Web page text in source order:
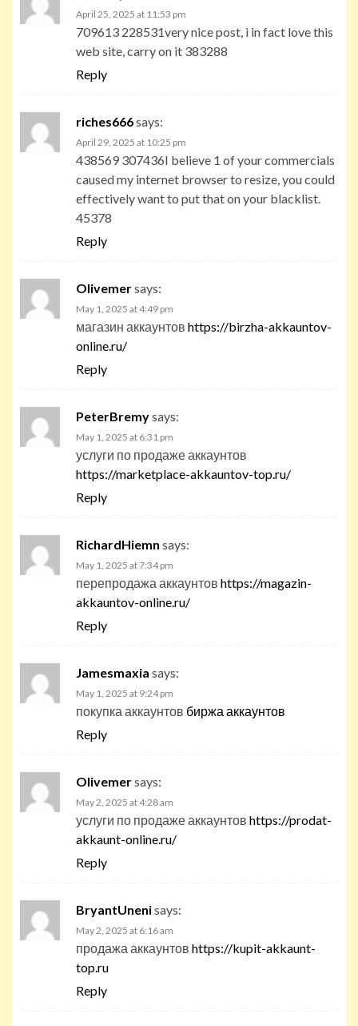
April 25, 2025 at 11:53 pm
709613 228531very nice post, i in fact love this
web site, carry on it 383288
Reply
riches666says:
April 29, 2025 at 10:25 pm
438569 307436I believe 1 of your commercials
caused my internet browser to resize, you could
effectively want to put that on your blacklist.
45378
Reply
Olivemersays:
May 1, 2025 at 4:49 pm
магазин аккаунтов https://birzha-akkauntov-
online.ru/
Reply
PeterBremysays:
May 1, 2025 at 6:31 pm
услуги по продаже аккаунтов
https://marketplace-akkauntov-top.ru/
Reply
RichardHiemn says:
May 1, 2025 at 7:34 pm
перепродажа аккаунтов https://magazin-
akkauntov-online.ru/
Reply
Jamesmaxia says:
May 1, 2025 at 9:24 pm
покупка аккаунтов биржа аккаунтов
Reply
Olivemersays:
May 2, 2025 at 4:28 am
услуги по продаже аккаунтов https://prodat-
akkaunt-online.ru/
Reply
BryantUnenisays:
May 2, 2025 at 6:16 am
продажа аккаунтов https://kupit-akkaunt-
top.ru
Reply